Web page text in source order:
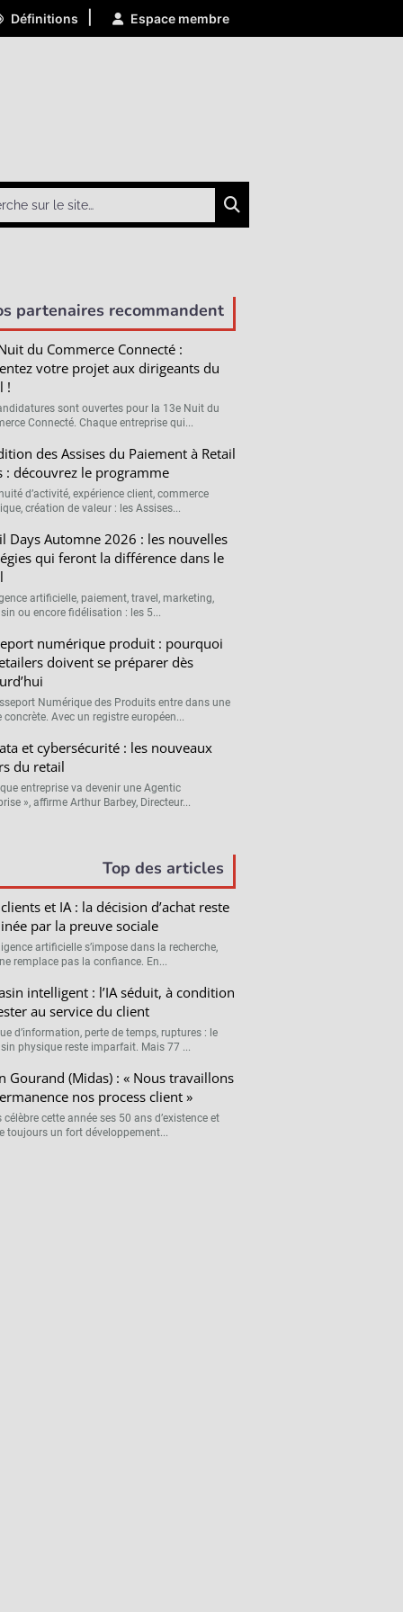
Définitions Espace membre
partenaires recommandent
du Commerce Connecté :
votre projet aux dirigeants du
!
sont ouvertes pour la 13e Nuit du
Connecté. Chaque entreprise qui...
des Assises du Paiement à Retail
: découvrez le programme
d’activité, expérience client, commerce
création de valeur : les Assises...
Days Automne 2026 : les nouvelles
qui feront la différence dans le
artificielle, paiement, travel, marketing,
ou encore fidélisation : les 5...
numérique produit : pourquoi
doivent se préparer dès
Numérique des Produits entre dans une
concrète. Avec un registre européen...
et cybersécurité : les nouveaux
du retail
entreprise va devenir une Agentic
», affirme Arthur Barbey, Directeur...
Top des articles
et IA : la décision d’achat reste
par la preuve sociale
artificielle s’impose dans la recherche,
remplace pas la confiance. En...
intelligent : l’IA séduit, à condition
au service du client
d’information, perte de temps, ruptures : le
physique reste imparfait. Mais 77 ...
Gourand (Midas) : « Nous travaillons
nos process client »
célèbre cette année ses 50 ans d’existence et
toujours un fort développement...